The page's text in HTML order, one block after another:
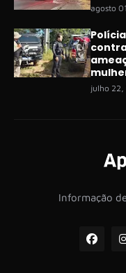
agosto
julho
Informação